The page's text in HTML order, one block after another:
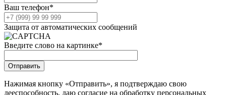
Ваш телефон*
Защита от автоматических сообщений
Введите слово на картинке*
Нажимая кнопку «Отправить», я подтверждаю свою
дееспособность, даю согласие на обработку персональных